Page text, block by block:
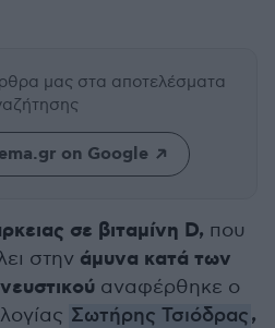
μας στα αποτελέσματα
on Google
σε βιταμίνη D, που
στην άμυνα κατά των
αναφέρθηκε ο
Σωτήρης Τσιόδρας,